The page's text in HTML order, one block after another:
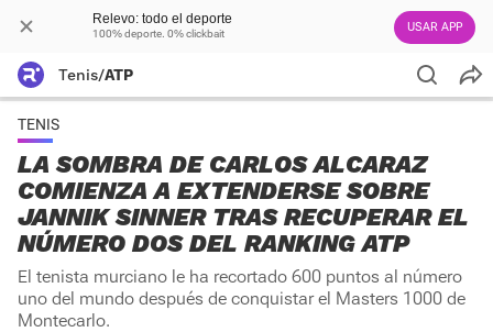
Relevo: todo el deporte
100% deporte. 0% clickbait USAR APP
Tenis/ATP
TENIS
LA SOMBRA DE CARLOS ALCARAZ
COMIENZA A EXTENDERSE SOBRE
JANNIK SINNER TRAS RECUPERAR EL
NÚMERO DOS DEL RANKING ATP
El tenista murciano le ha recortado 600 puntos al número
uno del mundo después de conquistar el Masters 1000 de
Montecarlo.